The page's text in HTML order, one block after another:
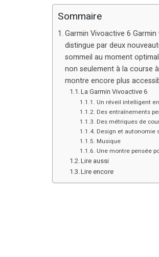
Sommaire
Garmin Vivoactive 6
distingue par deux
sommeil au moment
non seulement à la course
montre encore plus
La Garmin Vivoactive 6
Un réveil intelligent
Des entraînements
Des métriques de
Design et autonomie
Musique
Une montre pensée
Lire aussi
Lire encore